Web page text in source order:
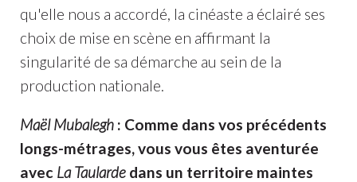
qu'elle nous a accordé, la cinéaste a éclairé ses
choix de mise en scène en affirmant la
singularité de sa démarche au sein de la
production nationale.
Maël Mubalegh: Comme dans vos précédents
longs-métrages, vous vous êtes aventurée
avec La Taulardedans un territoire maintes